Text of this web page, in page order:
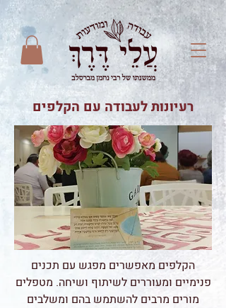
רעיונות לעבודה עם הקלפים
הקלפים מאפשרים מפגש עם תכנים
פנימיים ומעוררים לשיתוף ושיחה. מטפלים
מורים מרבים להשתמש בהם ומשלבים